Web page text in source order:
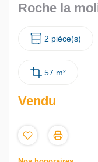
Roche la
2 pièce(s)
57 m²
Vendu